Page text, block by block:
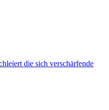
die sich verschärfende